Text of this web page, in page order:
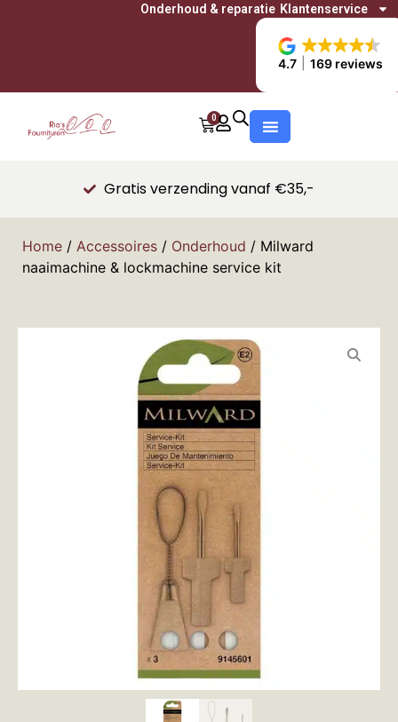
4.7 169 reviews
Onderhoud & reparatie Klantenservice
0
Gratis verzending vanaf €35,-
Home / Accessoires / Onderhoud / Milward
naaimachine & lockmachine service kit